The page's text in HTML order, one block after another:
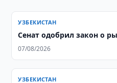
УЗБЕКИСТАН
Сенат одобрил закон о
07/08/2026
УЗБЕКИСТАН